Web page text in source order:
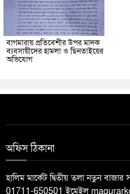
বাগমারায় প্রতিবেশীর উপর মাদক
ব্যবসায়ীদের হামলা ও ছিনতাইয়ের
অভিযোগ
অফিস ঠিকানা
হালিম মার্কেট দ্বিতীয় তলা নতুন
01711-650501 ইমেইল